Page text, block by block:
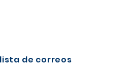
de correos